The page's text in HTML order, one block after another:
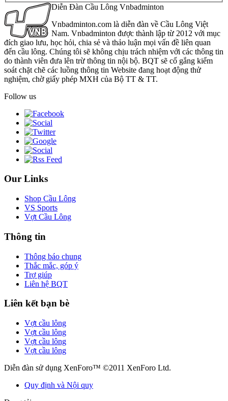
Diễn Đàn Cầu Lông Vnbadminton
Vnbadminton.com là diễn đàn về Cầu Lông Việt
Nam. Vnbadminton được thành lập từ 2012 với mục
đích giao lưu, học hỏi, chia sẻ và thảo luận mọi vấn đề liên quan
đến cầu lông. Chúng tôi sẽ không chịu trách nhiệm với các thông tin
do thành viên đưa lên trừ thông tin nội bộ. BQT sẽ cố gắng kiểm
soát chặt chẽ các luồng thông tin Website đang hoạt động thử
nghiệm, chờ giấy phép MXH của Bộ TT & TT.
Follow us
Our Links
Shop Cầu Lông
VS Sports
Vợt Cầu Lông
Thông tin
Thông báo chung
Thắc mắc, góp ý
Trợ giúp
Liên hệ BQT
Liên kết bạn bè
Vợt cầu lông
Vợt cầu lông
Vợt cầu lông
Vợt cầu lông
Diễn đàn sử dụng XenForo™ ©2011 XenForo Ltd.
Quy định và Nội quy